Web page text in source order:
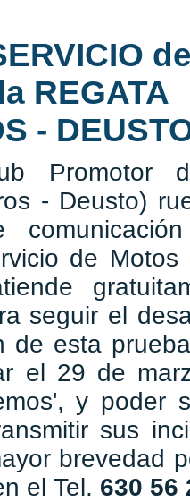
REGATA
-
Promotor
- Deusto)
de Motos
seguir el
de esta
el 29 de
y poder
sus
brevedad
el Tel. 630 56